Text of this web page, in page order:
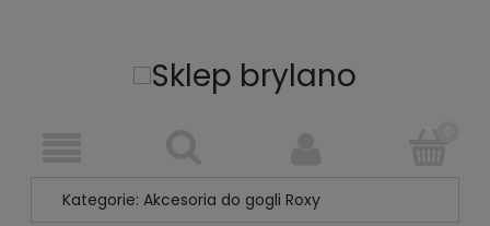
Kategorie: Akcesoria do gogli Roxy